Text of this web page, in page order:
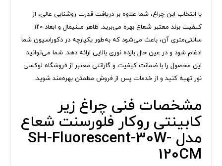
با انتخاب این چراغ، شما علاوه بر دریافت قدرت روشنایی عالی، از
کیفیت برند معتبر شعاع بهره می‌برید. ظاهر مینیمال و ابعاد ۱۲۰
سانتی‌متری آن، باعث می‌شود که به‌طور یکپارچه در دکوراسیون شما
ادغام شود و در عین حال بازده نوری بالایی ارائه دهد. شما می‌توانید
این محصول را با ضمانت کیفیت و گارانتی معتبر از فروشگاه لوکسی
نور تهیه کنید و از خدمات پس از فروش مطمئن بهره‌مند شوید.
مشخصات فنی چراغ زیر
کابینتی روکار فلورسنت شعاع
مدل SH-Fluorescent-30W-
120CM